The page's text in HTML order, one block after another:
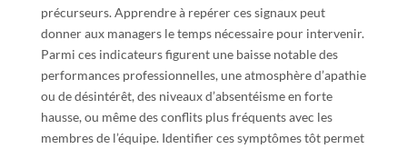
précurseurs. Apprendre à repérer ces signaux peut
donner aux managers le temps nécessaire pour intervenir.
Parmi ces indicateurs figurent une baisse notable des
performances professionnelles, une atmosphère d’apathie
ou de désintérêt, des niveaux d’absentéisme en forte
hausse, ou même des conflits plus fréquents avec les
membres de l’équipe. Identifier ces symptômes tôt permet